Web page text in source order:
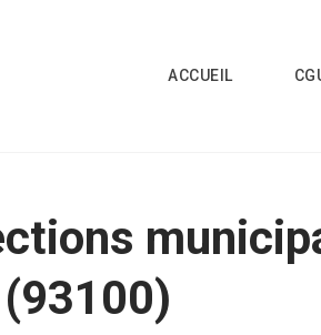
ACCUEIL